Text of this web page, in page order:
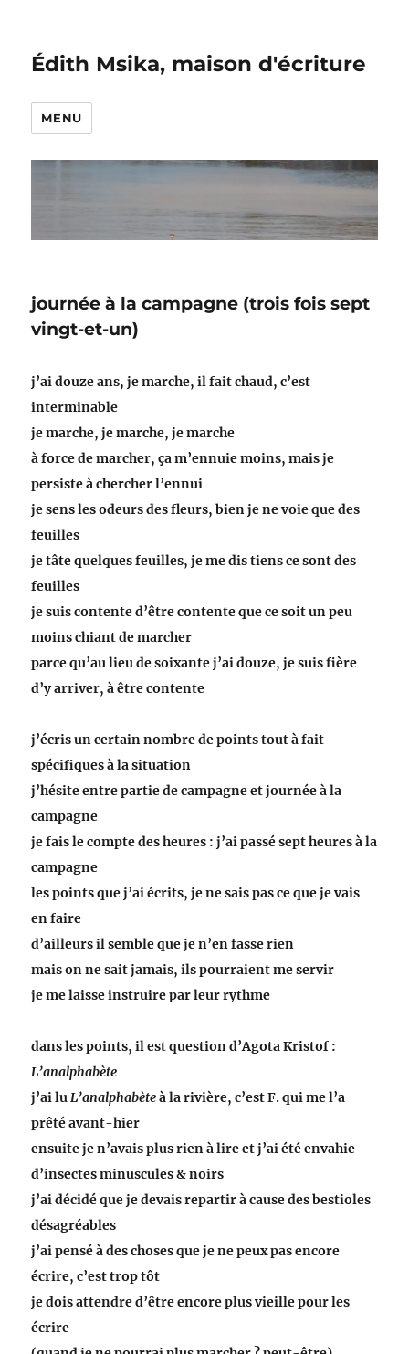
Édith Msika, maison d'écriture
MENU
journée à la campagne (trois fois sept
vingt-et-un)
j’ai douze ans, je marche, il fait chaud, c’est
interminable
je marche, je marche, je marche
à force de marcher, ça m’ennuie moins, mais je
persiste à chercher l’ennui
je sens les odeurs des fleurs, bien je ne voie que des
feuilles
je tâte quelques feuilles, je me dis tiens ce sont des
feuilles
je suis contente d’être contente que ce soit un peu
moins chiant de marcher
parce qu’au lieu de soixante j’ai douze, je suis fière
d’y arriver, à être contente
j’écris un certain nombre de points tout à fait
spécifiques à la situation
j’hésite entre partie de campagne et journée à la
campagne
je fais le compte des heures : j’ai passé sept heures à la
campagne
les points que j’ai écrits, je ne sais pas ce que je vais
en faire
d’ailleurs il semble que je n’en fasse rien
mais on ne sait jamais, ils pourraient me servir
je me laisse instruire par leur rythme
dans les points, il est question d’Agota Kristof :
L’analphabète
j’ai luL’analphabèteà la rivière, c’est F. qui me l’a
prêté avant-hier
ensuite je n’avais plus rien à lire et j’ai été envahie
d’insectes minuscules & noirs
j’ai décidé que je devais repartir à cause des bestioles
désagréables
j’ai pensé à des choses que je ne peux pas encore
écrire, c’est trop tôt
je dois attendre d’être encore plus vieille pour les
écrire